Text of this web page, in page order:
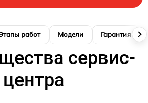
работ Модели Гарантия
сервис-
центра